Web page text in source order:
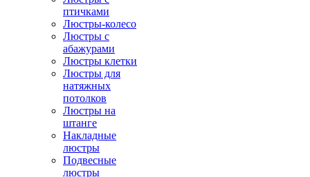
птичками
Люстры-колесо
Люстры с
абажурами
Люстры клетки
Люстры для
натяжных
потолков
Люстры на
штанге
Накладные
люстры
Подвесные
люстры